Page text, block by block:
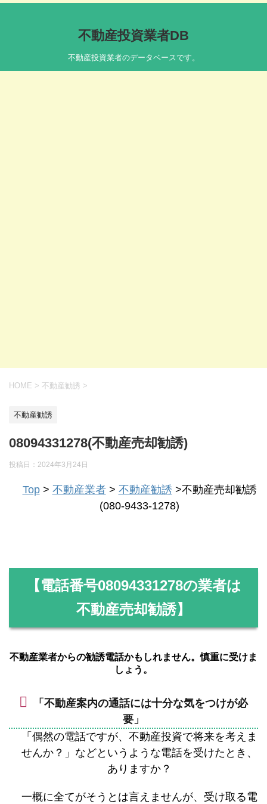
不動産投資業者DB
不動産投資業者のデータベースです。
HOME > 不動産勧誘 >
不動産勧誘
08094331278(不動産売却勧誘)
投稿日： 2024年3月24日
Top> 不動産業者> 不動産勧誘 >不動産売却勧誘
(080-9433-1278)
【電話番号08094331278の業者は
不動産売却勧誘】
不動産業者からの勧誘電話かもしれません。慎重に受けま
しょう。
「不動産案内の通話には十分な気をつけが必
要」
「偶然の電話ですが、不動産投資で将来を考えま
せんか？」などというような電話を受けたとき、
ありますか？
一概に全てがそうとは言えませんが、受け取る電